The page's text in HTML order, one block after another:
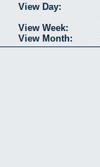
View Day:
View Week:
View Month: